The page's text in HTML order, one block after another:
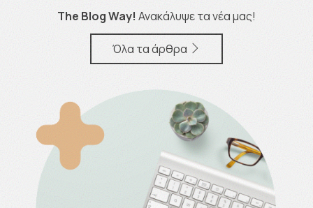
The Blog Way! Ανακάλυψε τα νέα μας!
Όλα τα άρθρα